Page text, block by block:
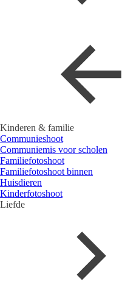
Kinderen & familie
Communieshoot
Communiemis voor scholen
Familiefotoshoot
Familiefotoshoot binnen
Huisdieren
Kinderfotoshoot
Liefde